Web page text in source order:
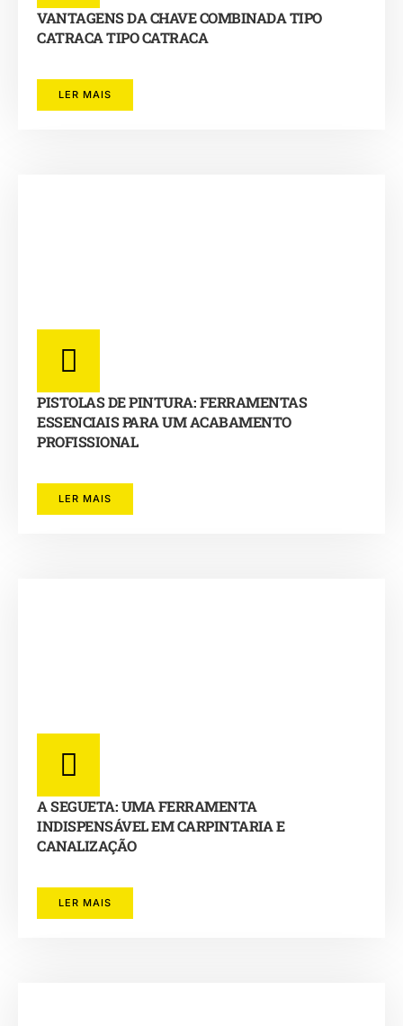
VANTAGENS DA CHAVE COMBINADA TIPO
CATRACA TIPO CATRACA
LER MAIS
PISTOLAS DE PINTURA: FERRAMENTAS
ESSENCIAIS PARA UM ACABAMENTO
PROFISSIONAL
LER MAIS
A SEGUETA: UMA FERRAMENTA
INDISPENSÁVEL EM CARPINTARIA E
CANALIZAÇÃO
LER MAIS